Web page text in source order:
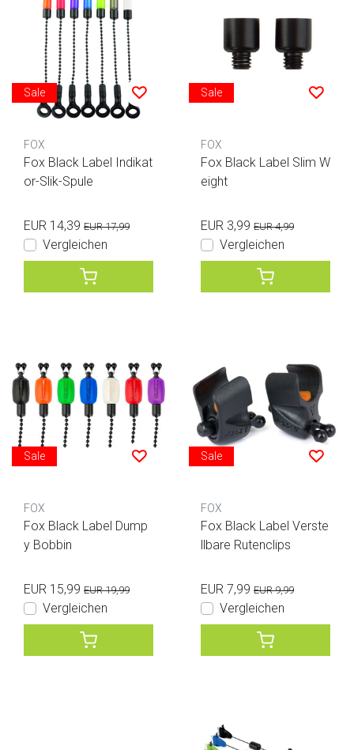
Sale
FOX
Fox Black Label Indikat
or-Slik-Spule
EUR 14,39 EUR 17,99
Vergleichen
Sale
FOX
Fox Black Label Slim W
eight
EUR 3,99 EUR 4,99
Vergleichen
Sale
FOX
Fox Black Label Dump
y Bobbin
EUR 15,99 EUR 19,99
Vergleichen
Sale
FOX
Fox Black Label Verste
llbare Rutenclips
EUR 7,99 EUR 9,99
Vergleichen